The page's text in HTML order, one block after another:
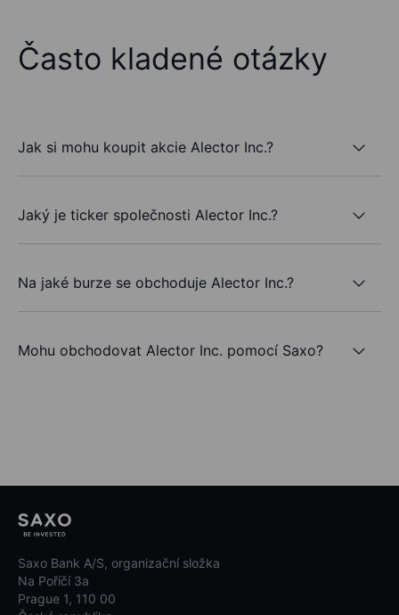
Často kladené otázky
Jak si mohu koupit akcie Alector Inc.?
Jaký je ticker společnosti Alector Inc.?
Na jaké burze se obchoduje Alector Inc.?
Mohu obchodovat Alector Inc. pomocí Saxo?
Saxo Bank A/S, organizační složka
Na Poříčí 3a
Prague 1, 110 00